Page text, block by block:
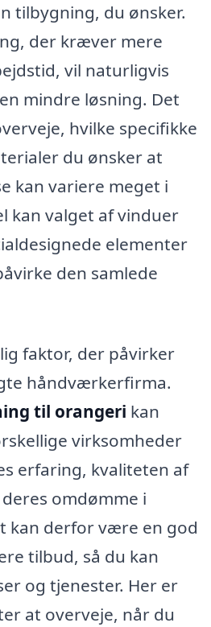
tilbygning, du ønsker.
der kræver mere
vil naturligvis
mindre løsning. Det
hvilke specifikke
du ønsker at
kan variere meget i
kan valget af vinduer
elementer
den samlede
faktor, der påvirker
håndværkerfirma.
til orangeri kan
virksomheder
erfaring, kvaliteten af
omdømme i
kan derfor være en god
tilbud, så du kan
og tjenester. Her er
at overveje, når du